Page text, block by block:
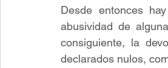
Desde entonces
abusividad de
consiguiente, la
declarados nulos,